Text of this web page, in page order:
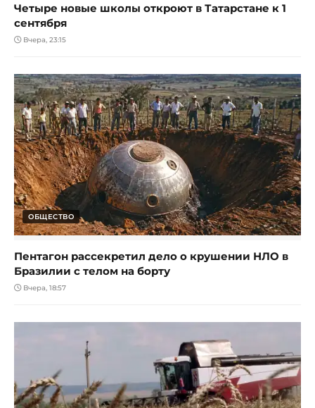
Четыре новые школы откроют в Татарстане к 1
сентября
Вчера, 23:15
ОБЩЕСТВО
Пентагон рассекретил дело о крушении НЛО в
Бразилии с телом на борту
Вчера, 18:57